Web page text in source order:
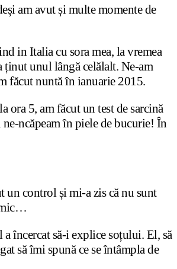
am avut și multe momente de
in Italia cu sora mea, la vremea
ținut unul lângă celălalt. Ne-am
făcut nuntă în ianuarie 2015.
ora 5, am făcut un test de sarcină
ncăpeam în piele de bucurie! În
un control și mi-a zis că nu sunt
încercat să-i explice soțului. El, să
să îmi spună ce se întâmpla de